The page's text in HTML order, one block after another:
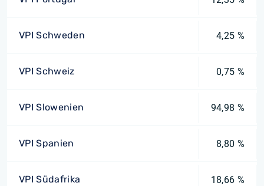
VPI Schweden 4,25 %
VPI Schweiz 0,75 %
VPI Slowenien 94,98 %
VPI Spanien 8,80 %
VPI Südafrika 18,66 %